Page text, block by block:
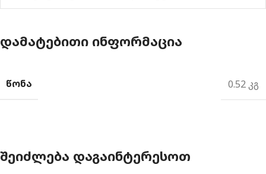
ᲓᲐᲛᲐᲢᲔᲑᲘᲗᲘ ᲘᲜᲤᲝᲠᲛᲐᲪᲘᲐ
ᲬᲝᲜᲐ 0.52 კგ
ᲨᲔᲘᲫᲚᲔᲑᲐ ᲓᲐᲒᲐᲘᲜᲢᲔᲠᲔᲡᲝᲗ